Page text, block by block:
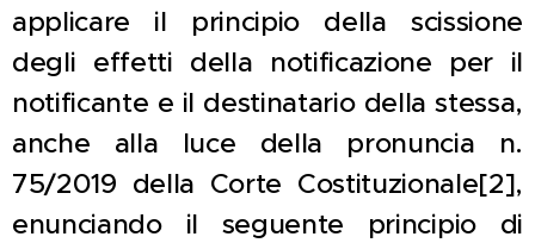
applicare il principio della scissione
degli effetti della notificazione per il
notificante e il destinatario della stessa,
anche alla luce della pronuncia n.
75/2019 della Corte Costituzionale[2],
enunciando il seguente principio di